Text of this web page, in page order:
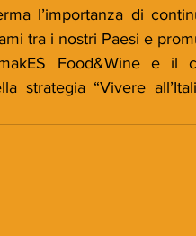
l’importanza di
tra i nostri Paesi e
Food&Wine e il
strategia “Vivere